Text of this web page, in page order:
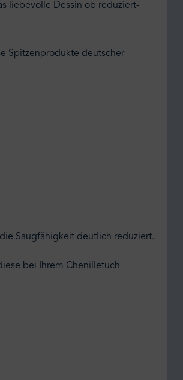
liebevolle Dessin ob reduziert-
Spitzenprodukte deutscher
Saugfähigkeit deutlich reduziert.
bei Ihrem Chenilletuch